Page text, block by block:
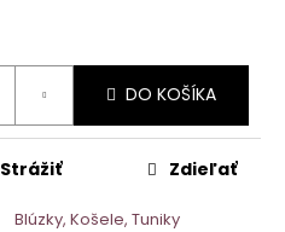
DO KOŠÍKA
Blúzky, Košele, Tuniky
Strážiť Zdieľať